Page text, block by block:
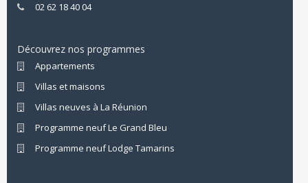
02 62 18 40 04
Découvrez nos programmes
Appartements
Villas et maisons
Villas neuves à La Réunion
Programme neuf Le Grand Bleu
Programme neuf Lodge Tamarins